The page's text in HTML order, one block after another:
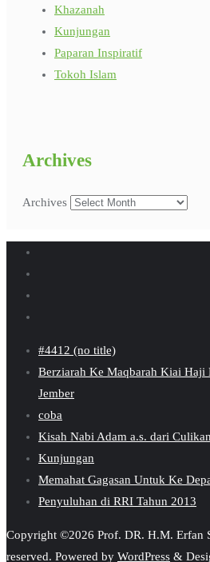
Khazanah
Kunjungan
Paparan Inspiratif
Tokoh Islam
Archives
Archives
#4412 (no title)
Berziarah Ke Maqbarah Kiai Haji
Jember
coba
Kisah Nabi Adam a.s. dari
Kunjungan
Memahat Gagasan Untuk Ke
Penyuluhan di RRI Tahun 2013
Copyright ©2026 Prof. DR. H.M. Erfan
reserved. Powered by WordPress &